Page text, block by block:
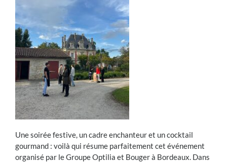
Une soirée festive, un cadre enchanteur et un cocktail
gourmand : voilà qui résume parfaitement cet événement
organisé par le Groupe Optilia et Bouger à Bordeaux. Dans